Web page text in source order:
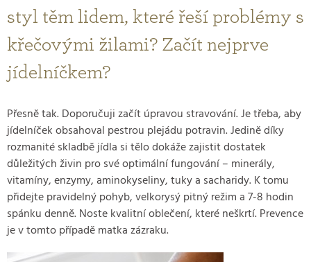
styl těm lidem, které řeší problémy s
křečovými žilami? Začít nejprve
jídelníčkem?
Přesně tak. Doporučuji začít úpravou stravování. Je třeba, aby
jídelníček obsahoval pestrou plejádu potravin. Jedině díky
rozmanité skladbě jídla si tělo dokáže zajistit dostatek
důležitých živin pro své optimální fungování – minerály,
vitamíny, enzymy, aminokyseliny, tuky a sacharidy. K tomu
přidejte pravidelný pohyb, velkorysý pitný režim a 7-8 hodin
spánku denně. Noste kvalitní oblečení, které neškrtí. Prevence
je v tomto případě matka zázraku.